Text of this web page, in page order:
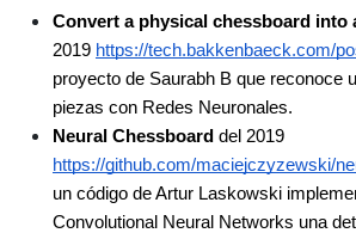
Convert a physical chessboard into
2019 https://tech.bakkenbaeck.com/
proyecto de Saurabh B que reconoce
piezas con Redes Neuronales.
Neural Chessboard
https://github.com/maciejczyzewski/
un código de Artur Laskowski
Convolutional Neural Networks una